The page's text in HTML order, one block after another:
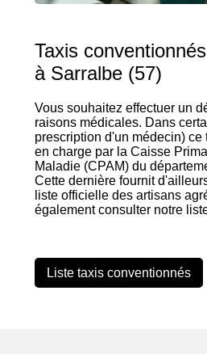
Taxis
à Sarralbe (57)
Vous souhaitez effectuer un
raisons médicales. Dans
prescription d'un médecin) ce
en charge par la Caisse
Maladie (CPAM) du
Cette dernière fournit
liste officielle des artisans
également consulter notre
Liste taxis conventionnés